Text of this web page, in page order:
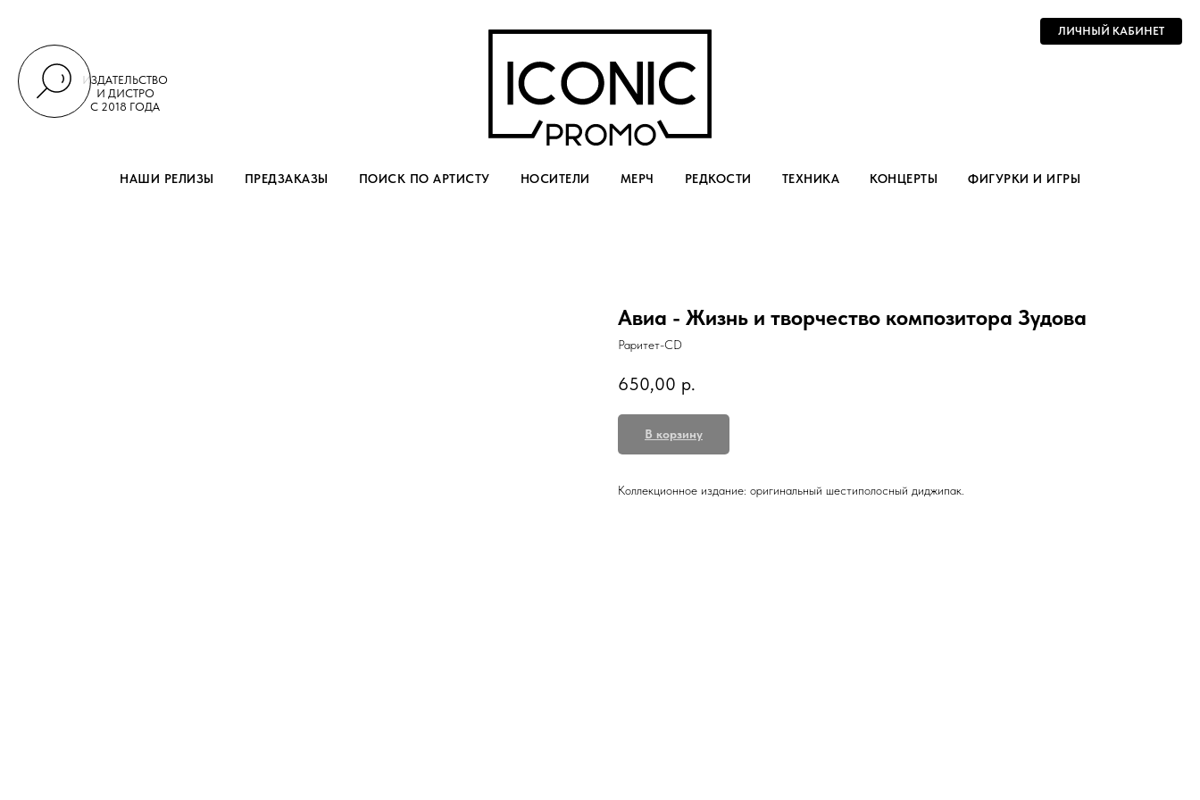
ИЗДАТЕЛЬСТВО
И ДИСТРО
С 2018 ГОДА
НАШИ РЕЛИЗЫ ПРЕДЗАКАЗЫ ПОИСК ПО АРТИСТУ НОСИТЕЛИ МЕРЧ РЕДКОСТИ ТЕХНИКА КОНЦЕРТЫ ФИГУРКИ И ИГРЫ
ЛИЧНЫЙ КАБИНЕТ
Авиа - Жизнь и творчество композитора Зудова
Раритет-CD
650,00 р.
В корзину
Коллекционное издание: оригинальный шестиполосный диджипак.